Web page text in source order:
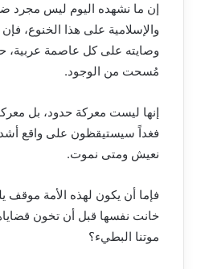
إن ما نشهده اليوم ليس مجرد
والإسلامية على هذا الخنوع،
وصايته على كل عاصمة عربية،
مُسحت من الوجود.
إنها ليست معركة حدود، بل
فغداً سيستيقظون على واقع أشد
نعيش ومتى نموت.
فإما أن يكون لهذه الأمة موقف
خانت نفسها قبل أن تخون
موتنا البطيء؟